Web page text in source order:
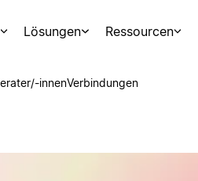
Lösungen Ressourcen
innenVerbindungen